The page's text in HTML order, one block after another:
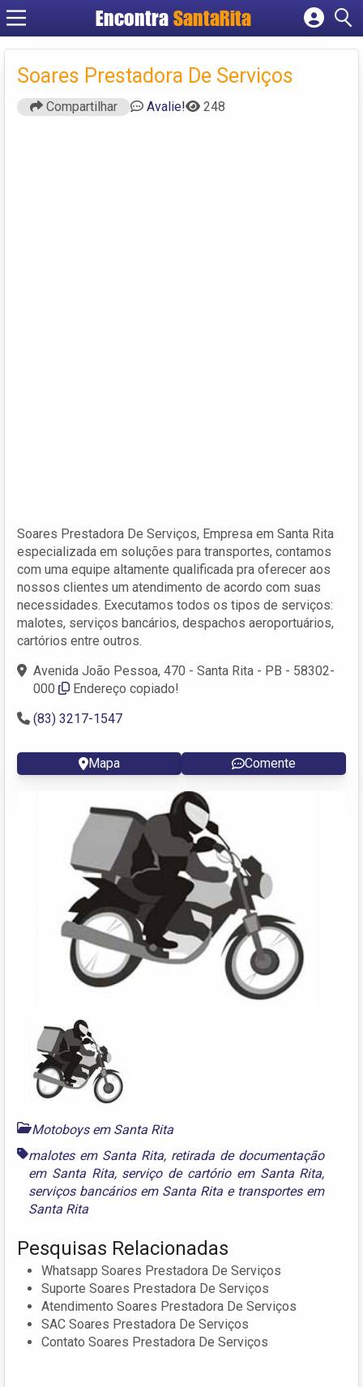
EncontraSantaRita
Cadastrar empresa
Criar conta
Soares Prestadora De Serviços
Compartilhar Avalie! 248
Soares Prestadora De Serviços, Empresa em Santa Rita
especializada em soluções para transportes, contamos
com uma equipe altamente qualificada pra oferecer aos
nossos clientes um atendimento de acordo com suas
necessidades. Executamos todos os tipos de serviços:
malotes, serviços bancários, despachos aeroportuários,
cartórios entre outros.
Avenida João Pessoa, 470 - Santa Rita - PB - 58302-
000
Endereço copiado!
(83) 3217-1547
Mapa Comente
Motoboys em Santa Rita
malotes em Santa Rita, retirada de documentação
em Santa Rita, serviço de cartório em Santa Rita,
serviços bancários em Santa Rita e transportes em
Santa Rita
Pesquisas Relacionadas
Whatsapp Soares Prestadora De Serviços
Suporte Soares Prestadora De Serviços
Atendimento Soares Prestadora De Serviços
SAC Soares Prestadora De Serviços
Contato Soares Prestadora De Serviços